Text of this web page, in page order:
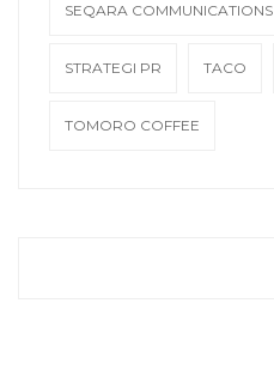
SEQARA COMMUNICATIONS
STRATEGI PR TACO
TOMORO COFFEE